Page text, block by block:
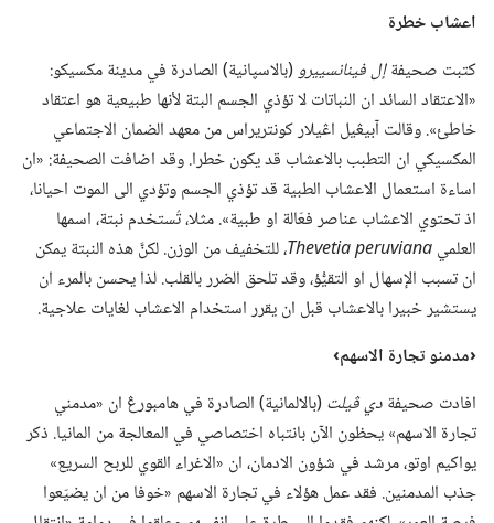
اعشاب خطرة
كتبت صحيفةإل فينانسييرو‏(‏بالاسپانية)‏ الصادرة في مدينة مكسيكو:‏
«الاعتقاد السائد ان النباتات لا تؤذي الجسم البتة لأنها طبيعية هو اعتقاد
خاطئ».‏ وقالت آبيڠيل اڠيلار كونتريراس من معهد الضمان الاجتماعي
المكسيكي ان التطبب بالاعشاب قد يكون خطرا.‏ وقد اضافت الصحيفة:‏ «ان
اساءة استعمال الاعشاب الطبية قد تؤذي الجسم وتؤدي الى الموت احيانا،‏
اذ تحتوي الاعشاب عناصر فعّالة او طبية».‏ مثلا،‏ تُستخدم نبتة،‏ اسمها
العلميThevetia peruviana‏،‏ للتخفيف من الوزن.‏ لكنَّ هذه النبتة يمكن
ان تسبب الإسهال او التقيُّؤ،‏ وقد تلحق الضرر بالقلب.‏ لذا يحسن بالمرء ان
يستشير خبيرا بالاعشاب قبل ان يقرر استخدام الاعشاب لغايات علاجية.‏
‏‹مدمنو تجارة الاسهم›‏
افادت صحيفةدي ڤيلت‏(‏بالالمانية)‏ الصادرة في هامبورڠ ان «مدمني
تجارة الاسهم» يحظون الآن بانتباه اختصاصي في المعالجة من المانيا.‏ ذكر
يواكيم اوتو،‏ مرشد في شؤون الادمان،‏ ان «الاغراء القوي للربح السريع»
جذب المدمنين.‏ فقد عمل هؤلاء في تجارة الاسهم «خوفا من ان يضيّعوا